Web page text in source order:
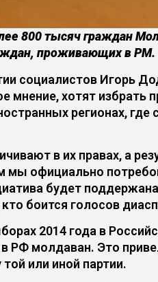
800 тысяч граждан
проживающих в РМ.
социалистов Игорь
мнение, хотят избрать
регионах,
в их правах, а
мы официально
будет
боится голосов
2014 года в
РФ молдаван. Это
или иной партии.